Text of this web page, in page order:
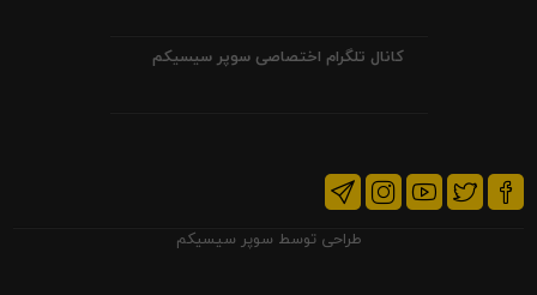
کانال تلگرام اختصاصی سوپر سیسیکم
طراحی توسط سوپر سیسیکم